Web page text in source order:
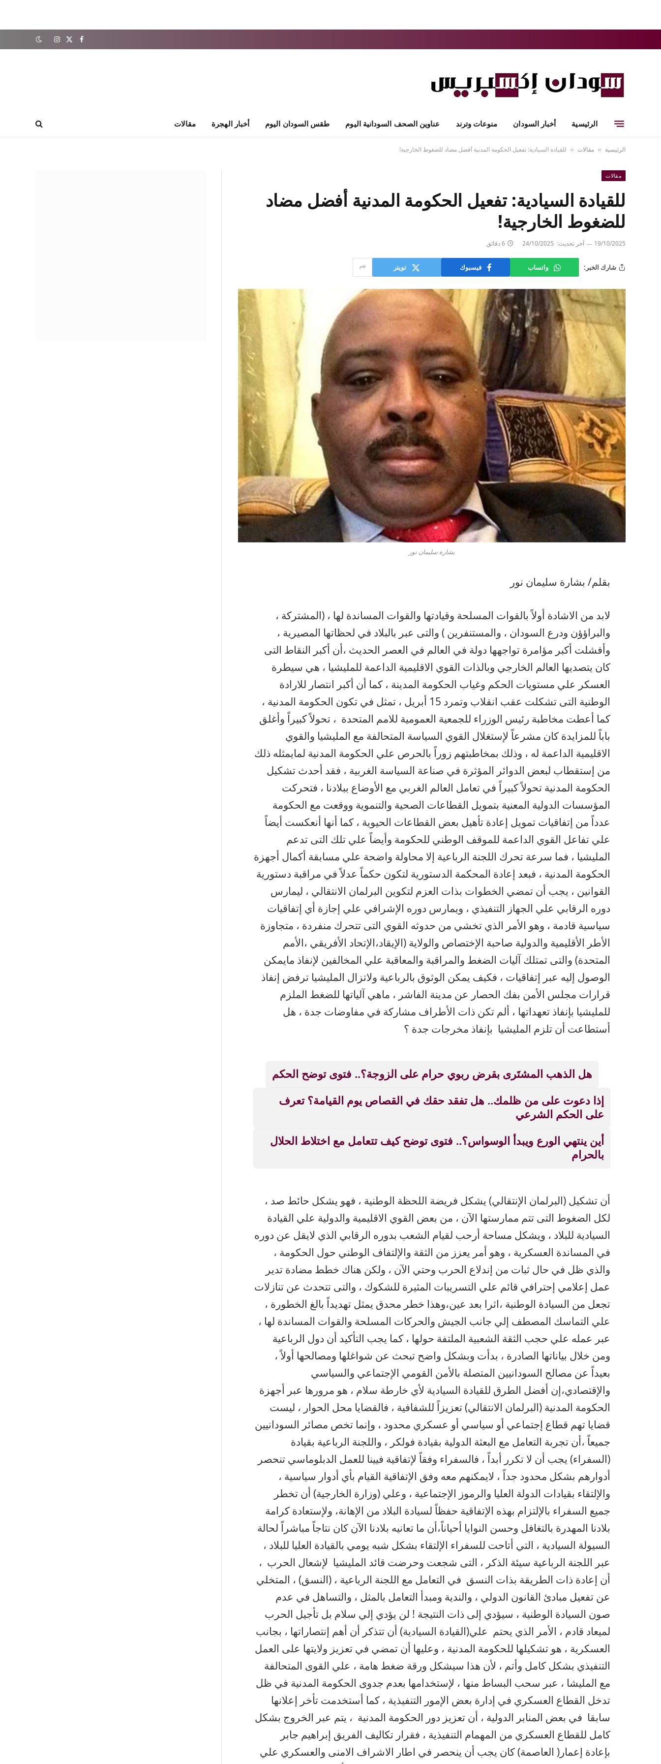
فيسبوك
X
الانستغرام
الرئيسية أخبار السودان منوعات وترند عناوين الصحف السودانية اليوم طقس السودان اليوم أخبار الهجرة مقالات
الرئيسية » مقالات » للقيادة السيادية: تفعيل الحكومة المدنية أفضل مضاد للضغوط الخارجية!
مقالات
للقيادة السيادية: تفعيل الحكومة المدنية أفضل مضاد
للضغوط الخارجية!
19/10/2025 آخر تحديث: 24/10/2025 6 دقائق
شارك الخبر: واتساب فيسبوك تويتر
بشارة سليمان نور
بقلم/ بشارة سليمان نور
لابد من الاشادة أولاً بالقوات المسلحة وقيادتها والقوات المساندة لها ، (المشتركة ،
والبراؤؤن ودرع السودان ، والمستنفرين ) والتى عبر بالبلاد في لحظاتها المصيرية ،
وأفشلت أكبر مؤامرة تواجهها دولة في العالم في العصر الحديث ،أن أكبر النقاط التى
كان يتصديها العالم الخارجي وبالذات القوي الاقليمية الداعمة للمليشيا ، هي سيطرة
العسكر علي مستويات الحكم وغياب الحكومة المدينة ، كما أن أكبر انتصار للارادة
الوطنية التى تشكلت عقب انقلاب وتمرد 15 أبريل ، تمثل في تكون الحكومة المدنية ،
كما أعطت مخاطبة رئيس الوزراء للجمعية العمومية للامم المتحدة ، تحولاً كبيراً وأغلق
باباً للمزايدة كان مشرعاً لإستغلال القوي السياسة المتحالفة مع المليشيا والقوي
الاقليمية الداعمة له ، وذلك بمخاطبتهم زوراً بالحرص علي الحكومة المدنية لمايمثله ذلك
من إستقطاب لبعض الدوائر المؤثرة في صناعة السياسة الغربية ، فقد أحدث تشكيل
الحكومة المدنية تحولاً كبيراً في تعامل العالم الغربي مع الأوضاع ببلادنا ، فتحركت
المؤسسات الدولية المعنية بتمويل القطاعات الصحية والتنموية ووقعت مع الحكومة
عدداً من إتفاقيات تمويل إعادة تأهيل بعض القطاعات الحيوية ، كما أنها أنعكست أيضاً
علي تفاعل القوي الداعمة للموقف الوطني للحكومة وأيضاً علي تلك التى تدعم
المليشيا ، فما سرعة تحرك اللجنة الرباعية إلا محاولة واضحة علي مسابقة أكمال أجهزة
الحكومة المدنية ، فبعد إعادة المحكمة الدستورية لتكون حكماً عدلاً في مراقبة دستورية
القوانين ، يجب أن تمضي الخطوات بذات العزم لتكوين البرلمان الانتقالي ، ليمارس
دوره الرقابي علي الجهاز التنفيذي ، ويمارس دوره الإشرافي علي إجازة أي إتفاقيات
سياسية قادمة ، وهو الأمر الذي تخشي من حدوثه القوي التى تتحرك منفردة ، متجاوزة
الأطر الأقليمية والدولية صاحبة الإختصاص والولاية (الإيقاد،الإتحاد الأفريقي ،الأمم
المتحدة) والتى تمتلك آليات الضغط والمراقبة والمعاقبة علي المخالفين لإنفاذ مايمكن
الوصول إليه عبر إتفاقيات ، فكيف يمكن الوثوق بالرباعية ولاتزال المليشيا ترفض إنفاذ
قرارات مجلس الأمن بفك الحصار عن مدينة الفاشر ، ماهي آلياتها للضغط الملزم
للمليشيا بإنفاذ تعهداتها ، ألم تكن ذات الأطراف مشاركة في مفاوضات جدة ، هل
أستطاعت أن تلزم المليشيا بإنفاذ مخرجات جدة ؟
هل الذهب المشتَرى بقرض ربوي حرام على الزوجة؟.. فتوى توضح الحكم
إذا دعوت على من ظلمك.. هل تفقد حقك في القصاص يوم القيامة؟ تعرف
على الحكم الشرعي
أين ينتهي الورع ويبدأ الوسواس؟.. فتوى توضح كيف تتعامل مع اختلاط الحلال
بالحرام
أن تشكيل (البرلمان الإنتقالي) يشكل فريضة اللحظة الوطنية ، فهو يشكل حائط صد ،
لكل الضغوط التى تتم ممارستها الآن ، من بعض القوي الاقليمية والدولية علي القيادة
السيادية للبلاد ، ويشكل مساحة أرحب لقيام الشعب بدوره الرقابي الذي لايقل عن دوره
في المساندة العسكرية ، وهو أمر يعزز من الثقة والإلتفاف الوطني حول الحكومة ،
والذي ظل في حال ثبات من إندلاع الحرب وحتي الآن ، ولكن هناك خطط مضادة تدير
عمل إعلامي إحترافي قائم علي التسريبات المثيرة للشكوك ، والتى تتحدث عن تنازلات
تجعل من السيادة الوطنية ،اثرا بعد عين،وهذا خطر محدق يمثل تهديداً بالغ الخطورة ،
علي التماسك المصطف إلي جانب الجيش والحركات المسلحة والقوات المساندة لها ،
عبر عمله علي حجب الثقة الشعبية الملتفة حولها ، كما يجب التأكيد أن دول الرباعية
ومن خلال بياناتها الصادرة ، بدأت وبشكل واضح تبحث عن شواغلها ومصالحها أولاً ،
بعيداً عن مصالح السودانيين المتصلة بالأمن القومي الإجتماعي والسياسي
والإقتصادي،إن أفضل الطرق للقيادة السيادية لأي خارطة سلام ، هو مرورها عبر أجهزة
الحكومة المدنية (البرلمان الانتقالي) تعزيزاً للشفافية ، فالقضايا محل الحوار ، ليست
قضايا تهم قطاع إجتماعي أو سياسي أو عسكري محدود ، وإنما تخص مصائر السودانيين
جميعاً ،أن تجربة التعامل مع البعثة الدولية بقيادة فولكر ، واللجنة الرباعية بقيادة
(السفراء) يجب أن لا تكرر أبداً ، فالسفراء وفقاً لإتفاقية فيينا للعمل الدبلوماسي تنحصر
أدوارهم بشكل محدود جداً ، لايمكنهم معه وفق الإتفاقية القيام بأي أدوار سياسية ،
والإلتقاء بقيادات الدولة العليا والرموز الإجتماعية ، وعلي (وزارة الخارجية) أن تخطر
جميع السفراء بالإلتزام بهذه الإتفاقية حفظاً لسيادة البلاد من الإهانة، ولإستعادة كرامة
بلادنا المهدرة بالتغافل وحسن النوايا أحياناً،أن ما تعانيه بلادنا الآن كان نتاجاً مباشراً لحالة
السيولة السيادية ، التي أتاحت للسفراء الإلتقاء بشكل شبه يومي بالقيادة العليا للبلاد ،
عبر اللجنة الرباعية سيئة الذكر ، التى شجعت وحرضت قائد المليشيا لإشعال الحرب ،
أن إعادة ذات الطريقة بذات النسق في التعامل مع اللجنة الرباعية ، (النسق) ، المتخلي
عن تفعيل مبادئ القانون الدولي ، والندية ومبدأ التعامل بالمثل ، والتساهل في عدم
صون السيادة الوطنية ، سيؤدي إلى ذات النتيجة ! لن يؤدي إلي سلام بل تأجيل الحرب
لميعاد قادم ، الأمر الذي يحتم علي(القيادة السيادية) أن تتذكر أن أهم إنتصاراتها ، بجانب
العسكرية ، هو تشكيلها للحكومة المدنية ، وعليها أن تمضي في تعزيز ولايتها على العمل
التنفيذي بشكل كامل وأتم ، لأن هذا سيشكل ورقة ضغط هامة ، علي القوى المتحالفة
مع المليشا ، عبر سحب البساط منها ، لإستخدامها بعدم جدوى الحكومة المدنية في ظل
تدخل القطاع العسكري في إدارة بعض الإمور التنفيذية ، كما أستخدمت تأخر إعلانها
سابقا في بعض المنابر الدولية ، أن تعزيز دور الحكومة المدنية ، يتم عبر الخروج بشكل
كامل للقطاع العسكري من المهمام التنفيذية ، فقرار تكاليف الفريق إبراهيم جابر
بإعادة إعمار( العاصمة) كان يجب أن ينحصر في اطار الاشراف الامنى والعسكري علي